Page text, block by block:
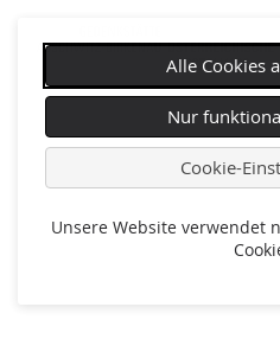
Alle Cookies
Nur
Cookie-
Unsere Website verwendet
Navigation
überspringen